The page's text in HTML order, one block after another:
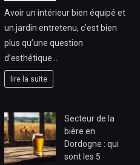
Avoir un intérieur bien équipé et
un jardin entretenu, c’est bien
plus qu’une question
d’esthétique…
lire la suite
Secteur de la
bière en
Dordogne : qui
sont les 5